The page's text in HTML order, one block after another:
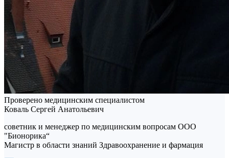
Проверено медицинским специалистом
Коваль Сергей Анатольевич
советник и менеджер по медицинским вопросам ООО
"Бионорика“
Магистр в области знаний Здравоохранение и фармация